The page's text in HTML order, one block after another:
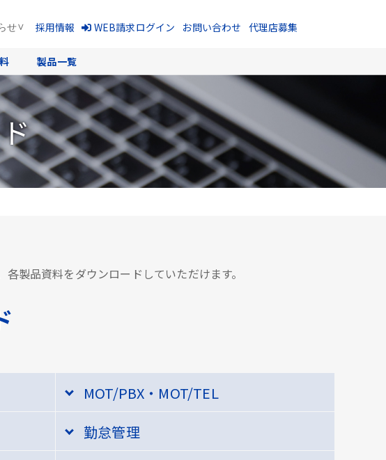
製品一覧
せ 採用情報 WEB請求ログイン お問い合わせ 代理店募集
製品資料をダウンロードしていただけます。
MOT/PBX・MOT/TEL
勤怠管理